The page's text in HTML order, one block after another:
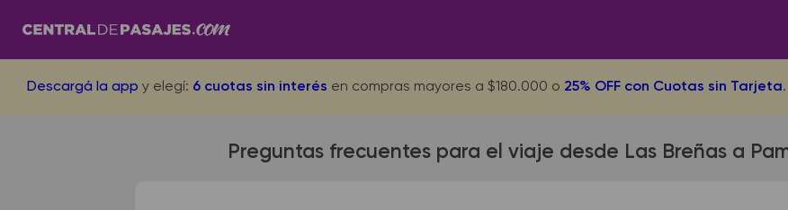
Descargá la app y elegí: 6 cuotas sin interés en compras mayores a $180.000 o 25% OFF con Cuotas sin Tarjeta.
Preguntas frecuentes para el viaje desde Las Breñas a